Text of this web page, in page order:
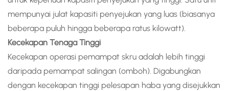
mempunyai julat kapasiti penyejukan yang luas (biasanya
beberapa puluh hingga beberapa ratus kilowatt).
Kecekapan Tenaga Tinggi
Kecekapan operasi pemampat skru adalah lebih tinggi
daripada pemampat salingan (omboh). Digabungkan
dengan kecekapan tinggi pelesapan haba yang disejukkan